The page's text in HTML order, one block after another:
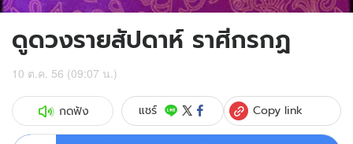
ดูดวงรายสัปดาห์ ราศีกรกฏ
10 ต.ค. 56 (09:07 น.)
กดฟัง แชร์ Copy link